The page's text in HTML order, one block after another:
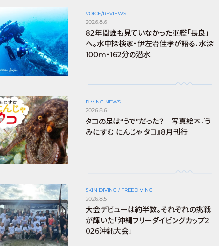
VOICE/REVIEWS
2026.8.6
82年間誰も見ていなかった軍艦「長良」
へ。水中探検家・伊左治佳孝が語る、水深
100m・162分の潜水
DIVING NEWS
2026.8.6
タコの足は“うで”だった？ 写真絵本『う
みにすむ にんじゃ タコ』8月刊行
SKIN DIVING / FREEDIVING
2026.8.5
大会デビューは約半数。それぞれの挑戦
が輝いた「沖縄フリーダイビングカップ2
026沖縄大会」